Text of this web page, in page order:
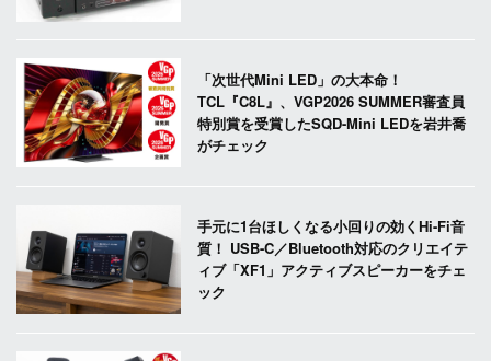
「次世代Mini LED」の大本命！
TCL『C8L』、VGP2026 SUMMER審査員
特別賞を受賞したSQD-Mini LEDを岩井喬
がチェック
手元に1台ほしくなる小回りの効くHi-Fi音
質！ USB-C／Bluetooth対応のクリエイテ
ィブ「XF1」アクティブスピーカーをチェ
ック